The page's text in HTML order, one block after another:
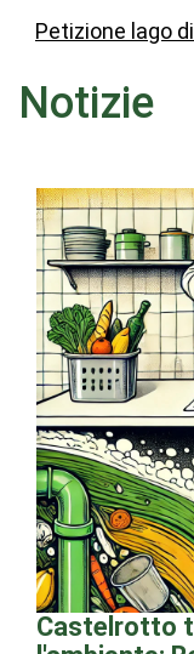
Petizione lago
Notizie
Castelrotto